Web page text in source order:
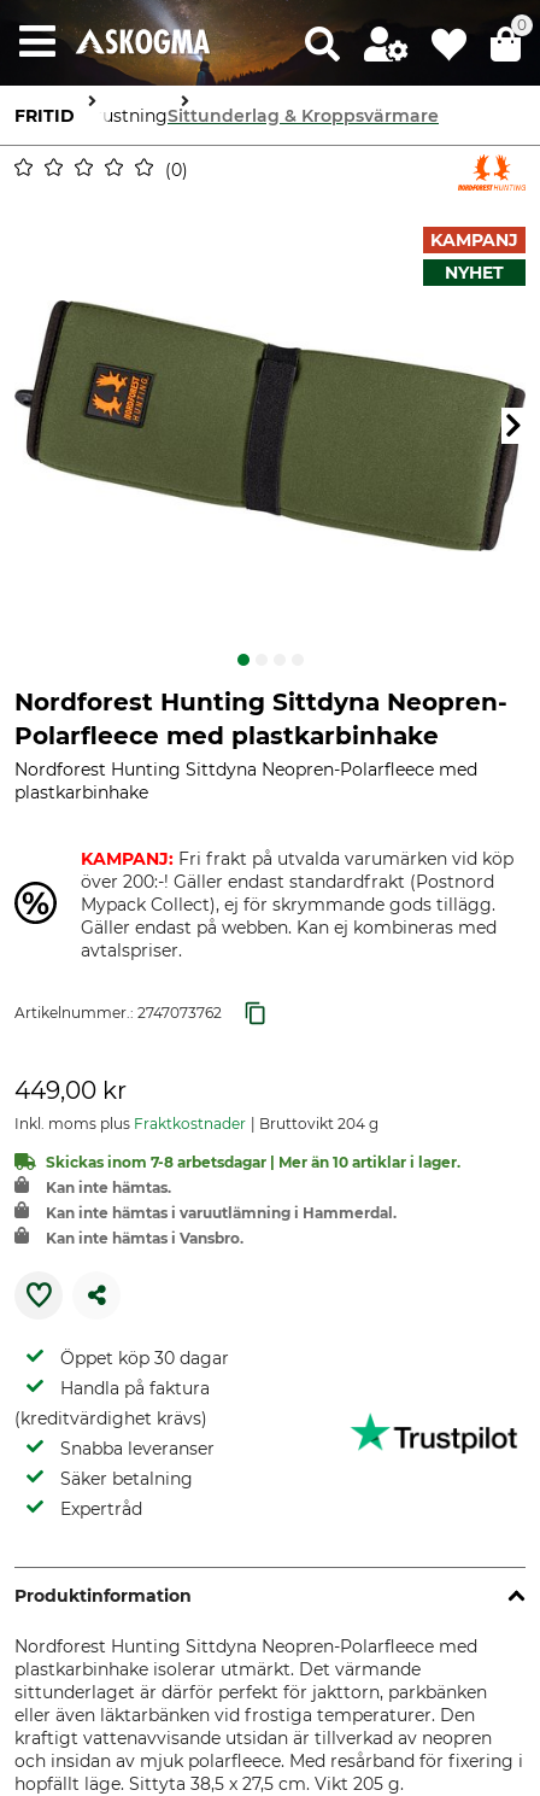
0
FRITID UtrustningSittunderlag & Kroppsvärmare
0
KAMPANJ
NYHET
Nordforest Hunting Sittdyna Neopren-
Polarfleece med plastkarbinhake
Nordforest Hunting Sittdyna Neopren-Polarfleece med
plastkarbinhake
KAMPANJ: Fri frakt på utvalda varumärken vid köp
över 200:-! Gäller endast standardfrakt (Postnord
Mypack Collect), ej för skrymmande gods tillägg.
Gäller endast på webben. Kan ej kombineras med
avtalspriser.
Artikelnummer.: 2747073762
449,00 kr
Inkl. moms plus Fraktkostnader Bruttovikt 204 g
Skickas inom 7-8 arbetsdagar | Mer än 10 artiklar i lager.
Kan inte hämtas.
Kan inte hämtas i varuutlämning i Hammerdal.
Kan inte hämtas i Vansbro.
Öppet köp 30 dagar
Handla på faktura
(kreditvärdighet krävs)
Snabba leveranser
Säker betalning
Expertråd
Produktinformation
Nordforest Hunting Sittdyna Neopren-Polarfleece med
plastkarbinhake isolerar utmärkt. Det värmande
sittunderlaget är därför perfekt för jakttorn, parkbänken
eller även läktarbänken vid frostiga temperaturer. Den
kraftigt vattenavvisande utsidan är tillverkad av neopren
och insidan av mjuk polarfleece. Med resårband för fixering i
hopfällt läge. Sittyta 38,5 x 27,5 cm. Vikt 205 g.